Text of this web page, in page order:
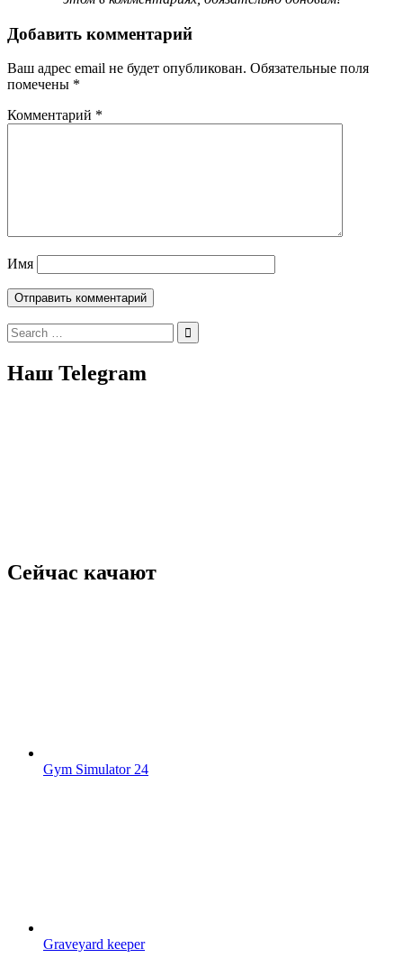
Добавить комментарий
Ваш адрес email не будет опубликован. Обязательные поля
помечены *
Комментарий *
Имя
Search
for:
Наш Telegram
Сейчас качают
Gym Simulator 24
Graveyard keeper